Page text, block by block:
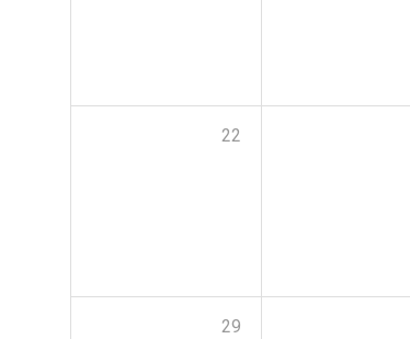
22
29